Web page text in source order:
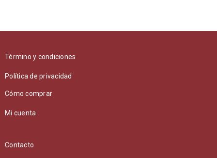
Término y condiciones
Política de privacidad
Cómo comprar
Mi cuenta
Contacto